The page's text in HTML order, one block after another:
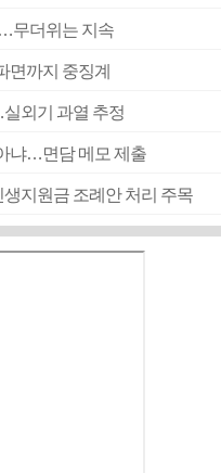
…무더위는 지속
면까지 중징계
외기 과열 추정
냐…면담 메모 제출
지원금 조례안 처리 주목